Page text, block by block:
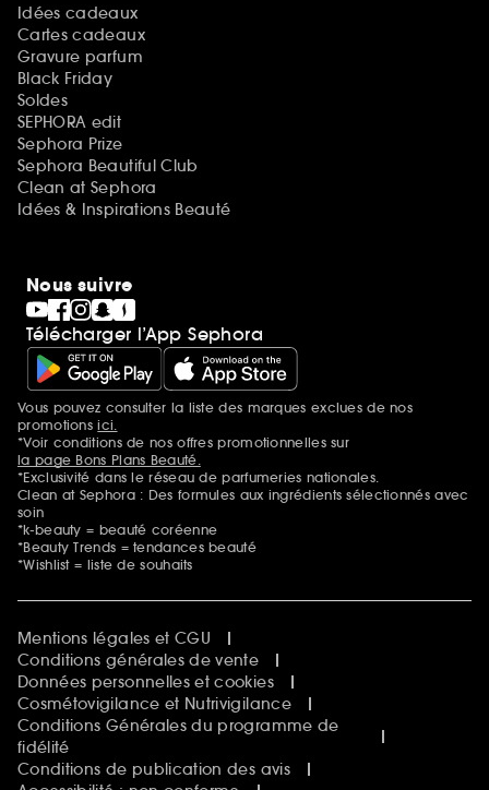
Idées cadeaux
Cartes cadeaux
Gravure parfum
Black Friday
Soldes
SEPHORA edit
Sephora Prize
Sephora Beautiful Club
Clean at Sephora
Idées & Inspirations Beauté
Nous suivre
Télécharger l’App Sephora
Mentions additionnelles
Vous pouvez consulter la liste des marques exclues de nos
promotionsici.
*Voir conditions de nos offres promotionnelles sur
la page Bons Plans Beauté.
*Exclusivité dans le réseau de parfumeries nationales.
Clean at Sephora : Des formules aux ingrédients sélectionnés avec
soin
*k-beauty = beauté coréenne
*Beauty Trends = tendances beauté
*Wishlist = liste de souhaits
Mentions légales et CGU
Conditions générales de vente
Données personnelles et cookies
Cosmétovigilance et Nutrivigilance
Conditions Générales du programme de
fidélité
Conditions de publication des avis